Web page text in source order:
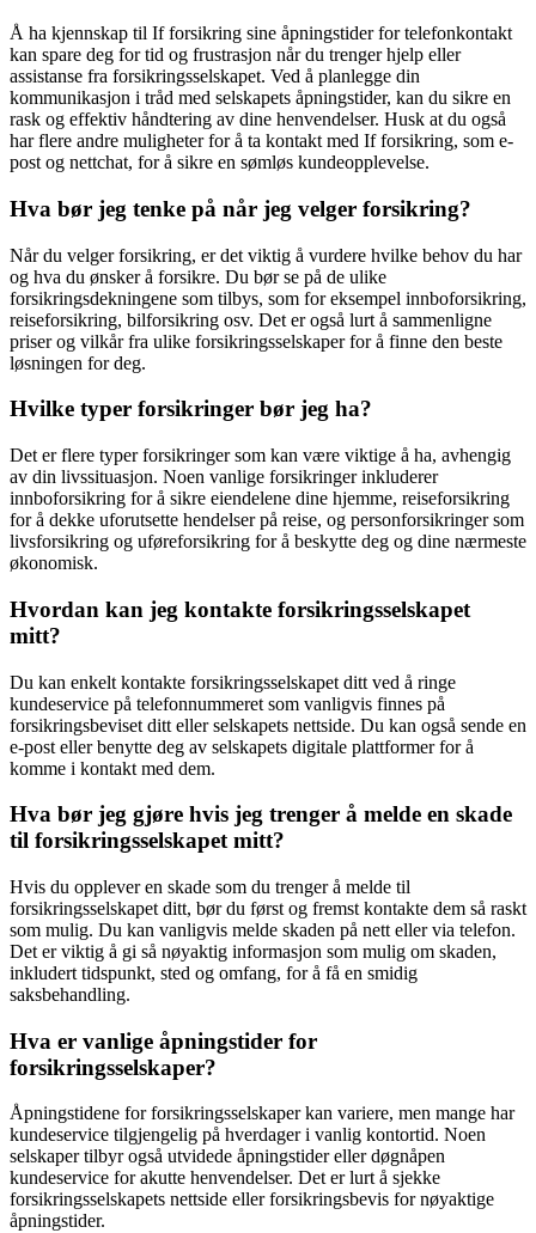
Å ha kjennskap til If forsikring sine åpningstider for telefonkontakt
kan spare deg for tid og frustrasjon når du trenger hjelp eller
assistanse fra forsikringsselskapet. Ved å planlegge din
kommunikasjon i tråd med selskapets åpningstider, kan du sikre en
rask og effektiv håndtering av dine henvendelser. Husk at du også
har flere andre muligheter for å ta kontakt med If forsikring, som e-
post og nettchat, for å sikre en sømløs kundeopplevelse.
Hva bør jeg tenke på når jeg velger forsikring?
Når du velger forsikring, er det viktig å vurdere hvilke behov du har
og hva du ønsker å forsikre. Du bør se på de ulike
forsikringsdekningene som tilbys, som for eksempel innboforsikring,
reiseforsikring, bilforsikring osv. Det er også lurt å sammenligne
priser og vilkår fra ulike forsikringsselskaper for å finne den beste
løsningen for deg.
Hvilke typer forsikringer bør jeg ha?
Det er flere typer forsikringer som kan være viktige å ha, avhengig
av din livssituasjon. Noen vanlige forsikringer inkluderer
innboforsikring for å sikre eiendelene dine hjemme, reiseforsikring
for å dekke uforutsette hendelser på reise, og personforsikringer som
livsforsikring og uføreforsikring for å beskytte deg og dine nærmeste
økonomisk.
Hvordan kan jeg kontakte forsikringsselskapet
mitt?
Du kan enkelt kontakte forsikringsselskapet ditt ved å ringe
kundeservice på telefonnummeret som vanligvis finnes på
forsikringsbeviset ditt eller selskapets nettside. Du kan også sende en
e-post eller benytte deg av selskapets digitale plattformer for å
komme i kontakt med dem.
Hva bør jeg gjøre hvis jeg trenger å melde en skade
til forsikringsselskapet mitt?
Hvis du opplever en skade som du trenger å melde til
forsikringsselskapet ditt, bør du først og fremst kontakte dem så raskt
som mulig. Du kan vanligvis melde skaden på nett eller via telefon.
Det er viktig å gi så nøyaktig informasjon som mulig om skaden,
inkludert tidspunkt, sted og omfang, for å få en smidig
saksbehandling.
Hva er vanlige åpningstider for
forsikringsselskaper?
Åpningstidene for forsikringsselskaper kan variere, men mange har
kundeservice tilgjengelig på hverdager i vanlig kontortid. Noen
selskaper tilbyr også utvidede åpningstider eller døgnåpen
kundeservice for akutte henvendelser. Det er lurt å sjekke
forsikringsselskapets nettside eller forsikringsbevis for nøyaktige
åpningstider.